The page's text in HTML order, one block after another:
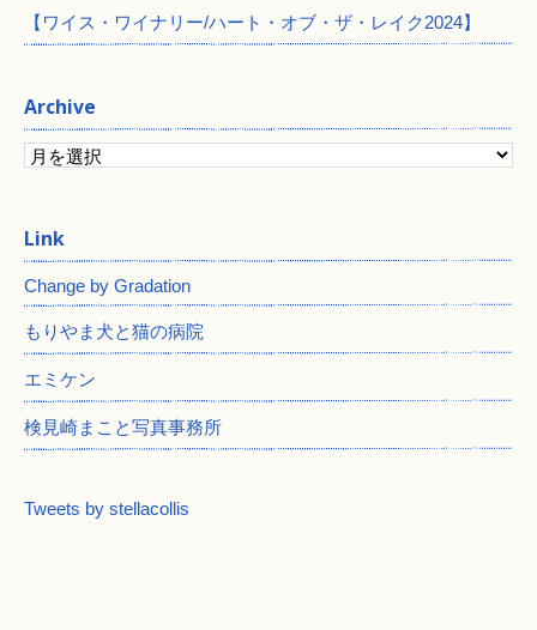
【ワイス・ワイナリー/ハート・オブ・ザ・レイク2024】
Archive
Change by Gradation
もりやま犬と猫の病院
エミケン
検見崎まこと写真事務所
Tweets by stellacollis